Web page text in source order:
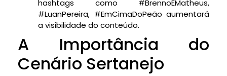
hashtags como #BrennoEMatheus,
#LuanPereira, #EmCimaDoPeão aumentará
a visibilidade do conteúdo.
A Importância do
Cenário Sertanejo